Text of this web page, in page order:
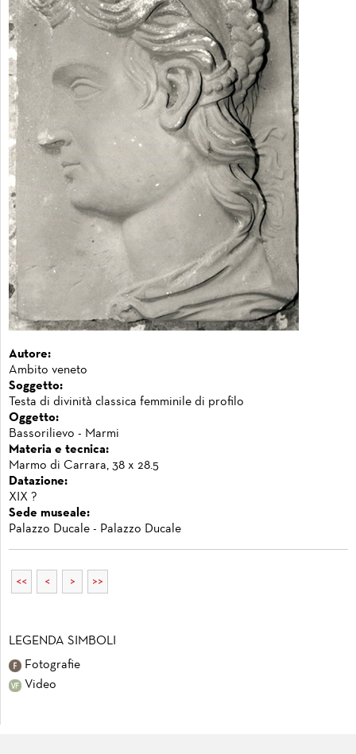
Autore:
Ambito veneto
Soggetto:
Testa di divinità classica femminile di profilo
Oggetto:
Bassorilievo - Marmi
Materia e tecnica:
Marmo di Carrara, 38 x 28.5
Datazione:
XIX ?
Sede museale:
Palazzo Ducale - Palazzo Ducale
<< < > >>
LEGENDA SIMBOLI
Fotografie
Video